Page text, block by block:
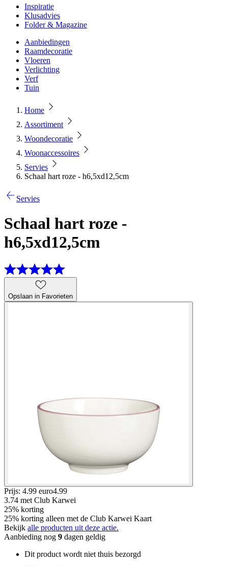
Inspiratie
Klusadvies
Folder & Magazine
Aanbiedingen
Raamdecoratie
Vloeren
Verlichting
Verf
Tuin
Home
Assortiment
Woondecoratie
Woonaccessoires
Servies
Schaal hart roze - h6,5xd12,5cm
Servies
Schaal hart roze -
h6,5xd12,5cm
Opslaan in Favorieten
Prijs: 4.99 euro4.99
3.74 met Club Karwei
25% korting
25% korting alleen met de Club Karwei Kaart
Bekijk alle producten uit deze actie.
Aanbieding nog 9 dagen geldig
Dit product wordt niet thuis bezorgd